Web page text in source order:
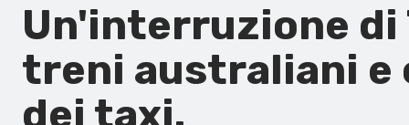
Un'interruzione di
treni australiani e
dei taxi.